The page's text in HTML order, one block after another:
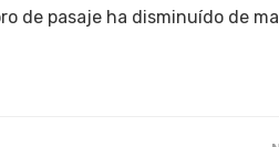
de pasaje ha disminuído de